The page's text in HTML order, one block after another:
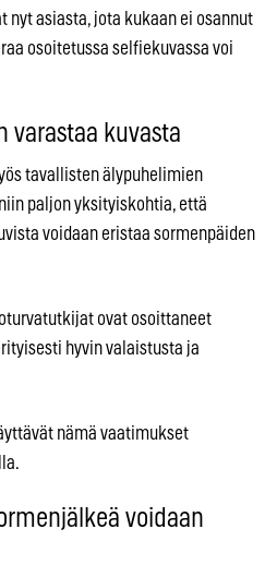
asiasta, jota kukaan ei osannut
osoitetussa selfiekuvassa voi
varastaa kuvasta
tavallisten älypuhelimien
paljon yksityiskohtia, että
voidaan eristaa sormenpäiden
ovat osoittaneet
hyvin valaistusta ja
nämä vaatimukset
voidaan